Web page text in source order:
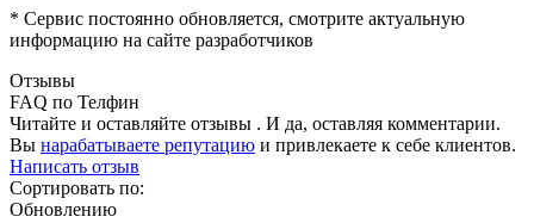
* Сервис постоянно обновляется, смотрите актуальную
информацию на сайте разработчиков
Отзывы
FAQ по Телфин
Читайте и оставляйте отзывы . И да, оставляя комментарии.
Вы нарабатываете репутацию и привлекаете к себе клиентов.
Написать отзыв
Сортировать по:
Обновлению